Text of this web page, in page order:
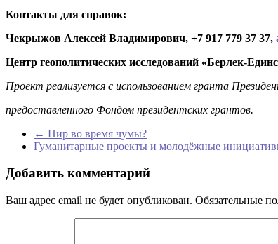
Контакты для справок:
Чекрыжов Алексей Владимирович, +7 917 779 37 37,
Центр геополитических исследований «Берлек-
Проект реализуется с использованием гранта
предоставленного Фондом президентских грантов.
← Пир во время чумы?
Гуманитарные проекты и молодёжные
Добавить комментарий
Ваш адрес email не будет опубликован. Обязательные